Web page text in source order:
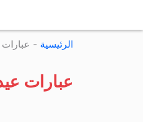
الرئيسية - عبارات
عبارات